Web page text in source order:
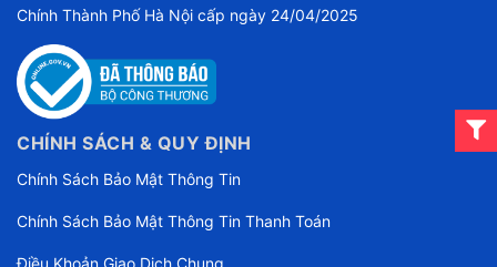
Chính Thành Phố Hà Nội cấp ngày 24/04/2025
CHÍNH SÁCH & QUY ĐỊNH
Chính Sách Bảo Mật Thông Tin
Chính Sách Bảo Mật Thông Tin Thanh Toán
Điều Khoản Giao Dịch Chung